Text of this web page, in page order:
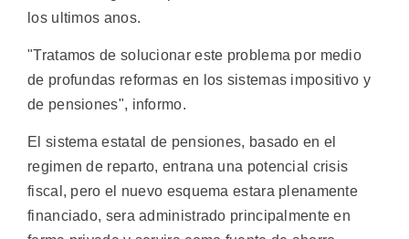
los ultimos anos.
"Tratamos de solucionar este problema por medio
de profundas reformas en los sistemas impositivo y
de pensiones", informo.
El sistema estatal de pensiones, basado en el
regimen de reparto, entrana una potencial crisis
fiscal, pero el nuevo esquema estara plenamente
financiado, sera administrado principalmente en